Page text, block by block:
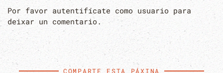
Por favor autentifícate como usuario para
deixar un comentario.
COMPARTE ESTA PÁXINA